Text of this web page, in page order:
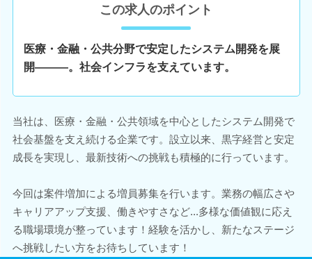
この求人のポイント
医療・金融・公共分野で安定したシステム開発を展
開―――。社会インフラを支えています。
当社は、医療・金融・公共領域を中心としたシステム開発で
社会基盤を支え続ける企業です。設立以来、黒字経営と安定
成長を実現し、最新技術への挑戦も積極的に行っています。
今回は案件増加による増員募集を行います。業務の幅広さや
キャリアアップ支援、働きやすさなど...多様な価値観に応え
る職場環境が整っています！経験を活かし、新たなステージ
へ挑戦したい方をお待ちしています！